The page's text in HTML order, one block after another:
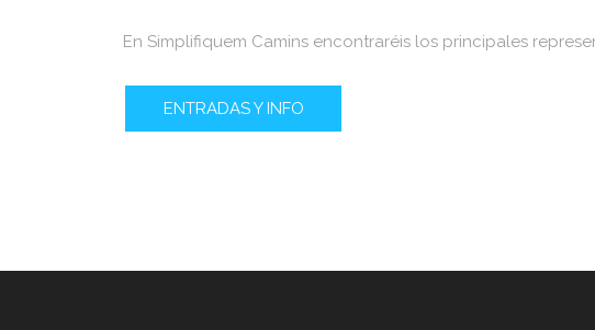
En Simplifiquem Camins encontraréis los principales
ENTRADAS Y INFO